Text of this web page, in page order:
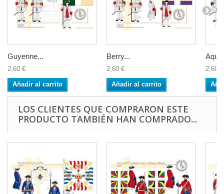
Guyenne...
2,60 €
Añadir al carrito
Berry...
2,60 €
Añadir al carrito
2,60 €
LOS CLIENTES QUE COMPRARON ESTE
PRODUCTO TAMBIÉN HAN COMPRADO...